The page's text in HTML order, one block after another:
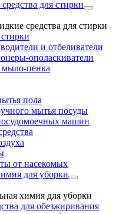
для стирки
средства для стирки
и отбеливатели
ополаскиватели
пенка
пола
мытья посуды
машин
от насекомых
для уборки
химия для уборки
для обезжиривания